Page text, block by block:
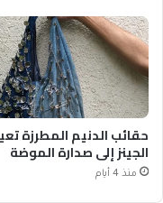
حقائب الدنيم المطرزة
الجينز إلى صدارة الموضة
منذ 4 أيام